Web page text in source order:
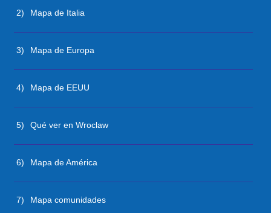
2) Mapa de Italia
3) Mapa de Europa
4) Mapa de EEUU
5) Qué ver en Wroclaw
6) Mapa de América
7) Mapa comunidades